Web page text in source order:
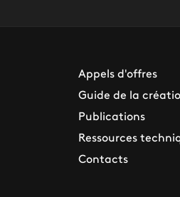
Appels d'offres
Guide de la
Publications
Ressources
Contacts